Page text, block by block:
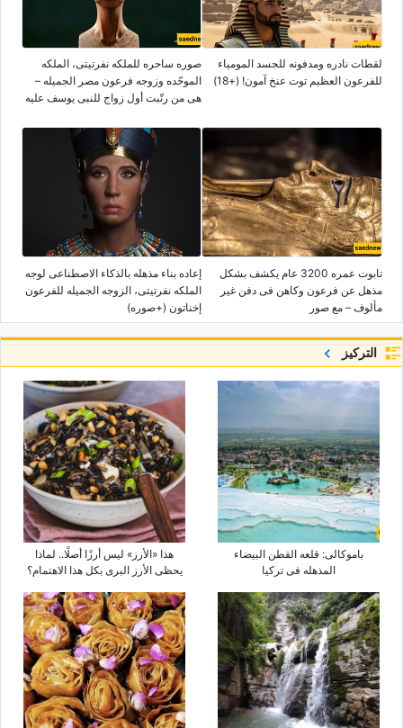
لقطات نادره ومدفونه للجسد المومیاء
للفرعون العظیم توت عنخ آمون! (+18)
صوره ساحره للملکه نفرتیتی، الملکه
الموحّده وزوجه فرعون مصر الجمیله –
هی من رتّبت أول زواج للنبی یوسف علیه
تابوت عمره 3200 عام یکشف بشکل
مذهل عن فرعون وکاهن فی دفن غیر
مألوف – مع صور
إعاده بناء مذهله بالذکاء الاصطناعی لوجه
الملکه نفرتیتی، الزوجه الجمیله للفرعون
إخناتون (+صوره)
التركيز
باموکالی: قلعه القطن البیضاء
المذهله فی ترکیا
هذا «الأرز» لیس أرزًا أصلًا.. لماذا
یحظى الأرز البری بکل هذا الاهتمام؟